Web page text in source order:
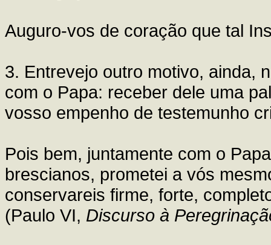
Auguro-vos de coração que tal
3. Entrevejo outro motivo, ainda,
com o Papa: receber dele uma
vosso empenho de testemunho
Pois bem, juntamente com o
brescianos, prometei a vós
conservareis firme, forte,
(Paulo VI, Discurso à